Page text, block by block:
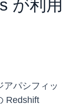
が利用
アパシフィッ
Redshift